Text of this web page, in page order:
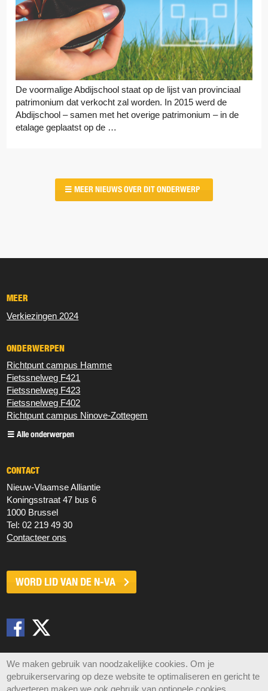
De voormalige Abdijschool staat op de lijst van provinciaal
patrimonium dat verkocht zal worden. In 2015 werd de
Abdijschool – samen met het overige patrimonium – in de
etalage geplaatst op de …
MEER NIEUWS OVER DIT ONDERWERP
MEER
Verkiezingen 2024
ONDERWERPEN
Richtpunt campus Hamme
Fietssnelweg F421
Fietssnelweg F423
Fietssnelweg F402
Richtpunt campus Ninove-Zottegem
Alle onderwerpen
CONTACT
Nieuw‐Vlaamse Alliantie
Koningsstraat 47 bus 6
1000 Brussel
Tel: 02 219 49 30
Contacteer ons
WORD LID VAN DE N-VA
Disclaimer Privacy Cookies Sitemap
© 2026 N-VA,
Koningsstraat 47 bus 6, 1000 Brussel •
We maken gebruik van noodzakelijke cookies. Om je
gebruikerservaring op deze website te optimaliseren en gericht te
adverteren maken we ook gebruik van optionele cookies